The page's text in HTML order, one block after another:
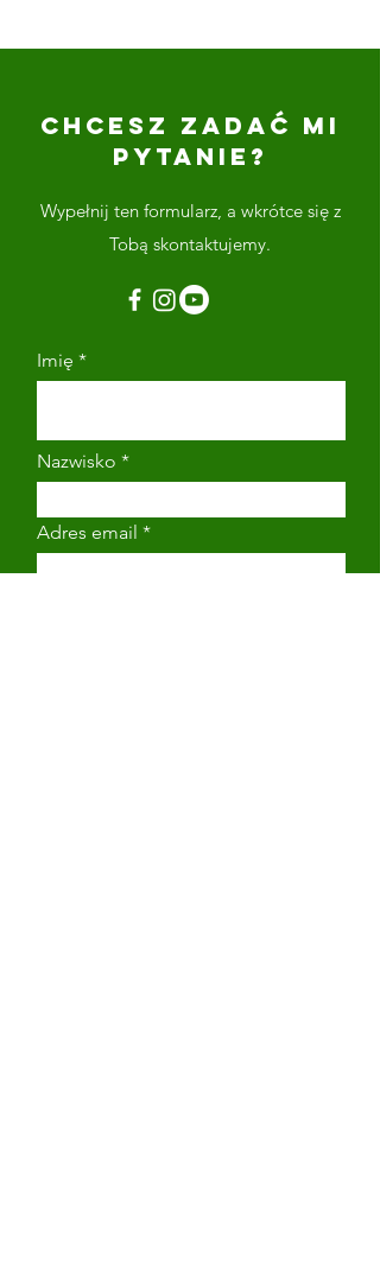
CHCESZ ZADAĆ MI
PYTANIE?
Wypełnij ten formularz, a wkrótce się z
Tobą skontaktujemy.
Imię
Nazwisko
Adres email